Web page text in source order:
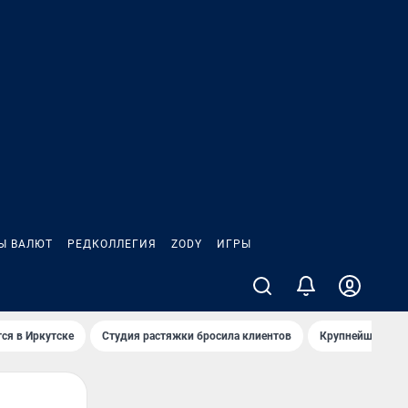
ВАЛЮТ РЕДКОЛЛЕГИЯ ZODY ИГРЫ
в Иркутске Студия растяжки бросила клиентов Крупнейшие